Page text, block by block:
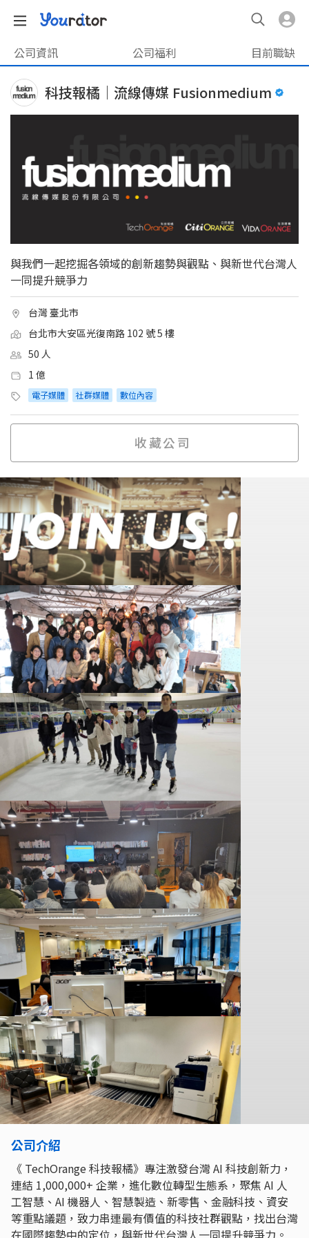
公司資訊 公司福利 目前職缺
科技報橘｜流線傳媒 Fusionmedium
與我們一起挖掘各領域的創新趨勢與觀點、與新世代台灣人
一同提升競爭力
台灣 臺北市
台北市大安區光復南路 102 號 5 樓
50 人
1 億
電子媒體 社群媒體 數位內容
收藏公司
公司介紹
《 TechOrange 科技報橘》專注激發台灣 AI 科技創新力，
連結 1,000,000+ 企業，進化數位轉型生態系，聚焦 AI 人
工智慧、AI 機器人、智慧製造、新零售、金融科技、資安
等重點議題，致力串連最有價值的科技社群觀點，找出台灣
在國際趨勢中的定位，與新世代台灣人一同提升競爭力。